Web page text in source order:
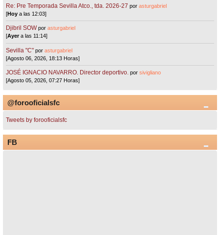
Re: Pre Temporada Sevilla Atco., tda. 2026-27 porasturgabriel
[Hoy a las 12:03]
Djibril SOW porasturgabriel
[Ayera las 11:14]
Sevilla "C"porasturgabriel
[Agosto 06, 2026, 18:13 Horas]
JOSÉ IGNACIO NAVARRO. Director deportivo. porsivigliano
[Agosto 05, 2026, 07:27 Horas]
@forooficialsfc
Tweets by forooficialsfc
FB